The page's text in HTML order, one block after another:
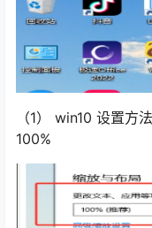
（1） win10 设置方
100%